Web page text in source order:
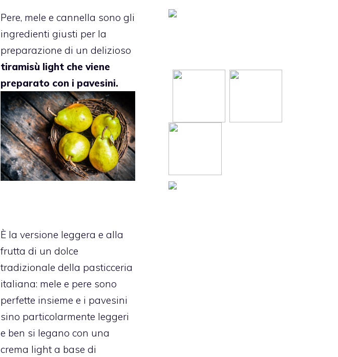
Pere, mele e cannella sono gli
ingredienti giusti per la
preparazione di un delizioso
tiramisù light che viene
preparato con i pavesini.
È la versione leggera e alla
frutta di un dolce
tradizionale della pasticceria
italiana: mele e pere sono
perfette insieme e i pavesini
sino particolarmente leggeri
e ben si legano con una
crema light a base di